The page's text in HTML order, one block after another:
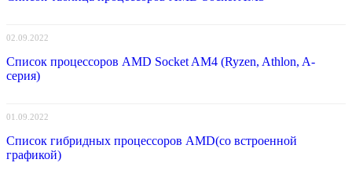
02.09.2022
Список процессоров AMD Socket AM4 (Ryzen, Athlon, A-
серия)
01.09.2022
Список гибридных процессоров AMD(со встроенной
графикой)